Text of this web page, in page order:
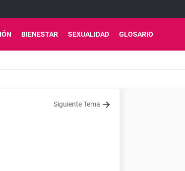
BIENESTAR SEXUALIDAD GLOSARIO
Siguiente Tema